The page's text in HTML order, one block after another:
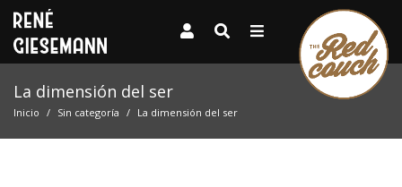
La dimensión del ser
Inicio Sin categoría La dimensión del ser